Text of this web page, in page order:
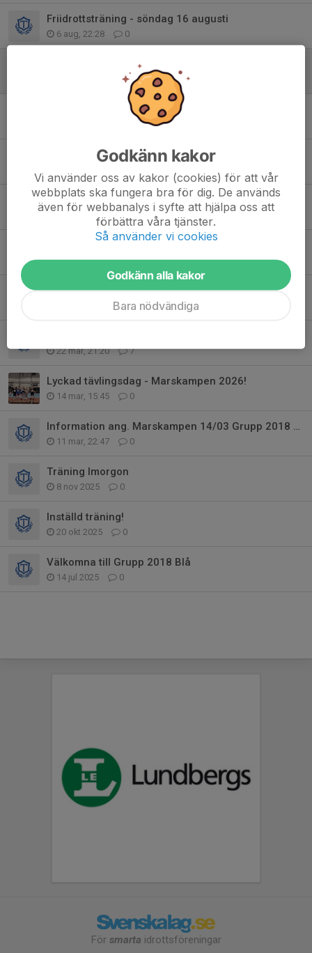
Friidrottsträning - söndag 16 augusti
6 aug, 22:28 0
Information ang. Tjalvespelen 7 juni
0
Funktionärsuppdrag på söndag
Tjalvespelen 7 juni
Tjalvespelen
5 maj, 22:30 0
19 apr, 21:46 0
Träning den 26/4 sker i Vrinnerviskogen!
0
22 mar, 21:20 7
Lyckad tävlingsdag - Marskampen 2026!
14 mar, 15:45 0
Information ang. Marskampen 14/03 Grupp 2018 blå
11 mar, 22:47 0
Träning Imorgon
8 nov 2025 0
Inställd träning!
20 okt 2025 0
Välkomna till Grupp 2018 Blå
14 jul 2025 0
För smarta idrottsföreningar
Godkänn kakor
Vi använder oss av kakor (cookies) för att vår
webbplats ska fungera bra för dig. De används
även för webbanalys i syfte att hjälpa oss att
förbättra våra tjänster.
Så använder vi cookies
Godkänn alla kakor
Bara nödvändiga